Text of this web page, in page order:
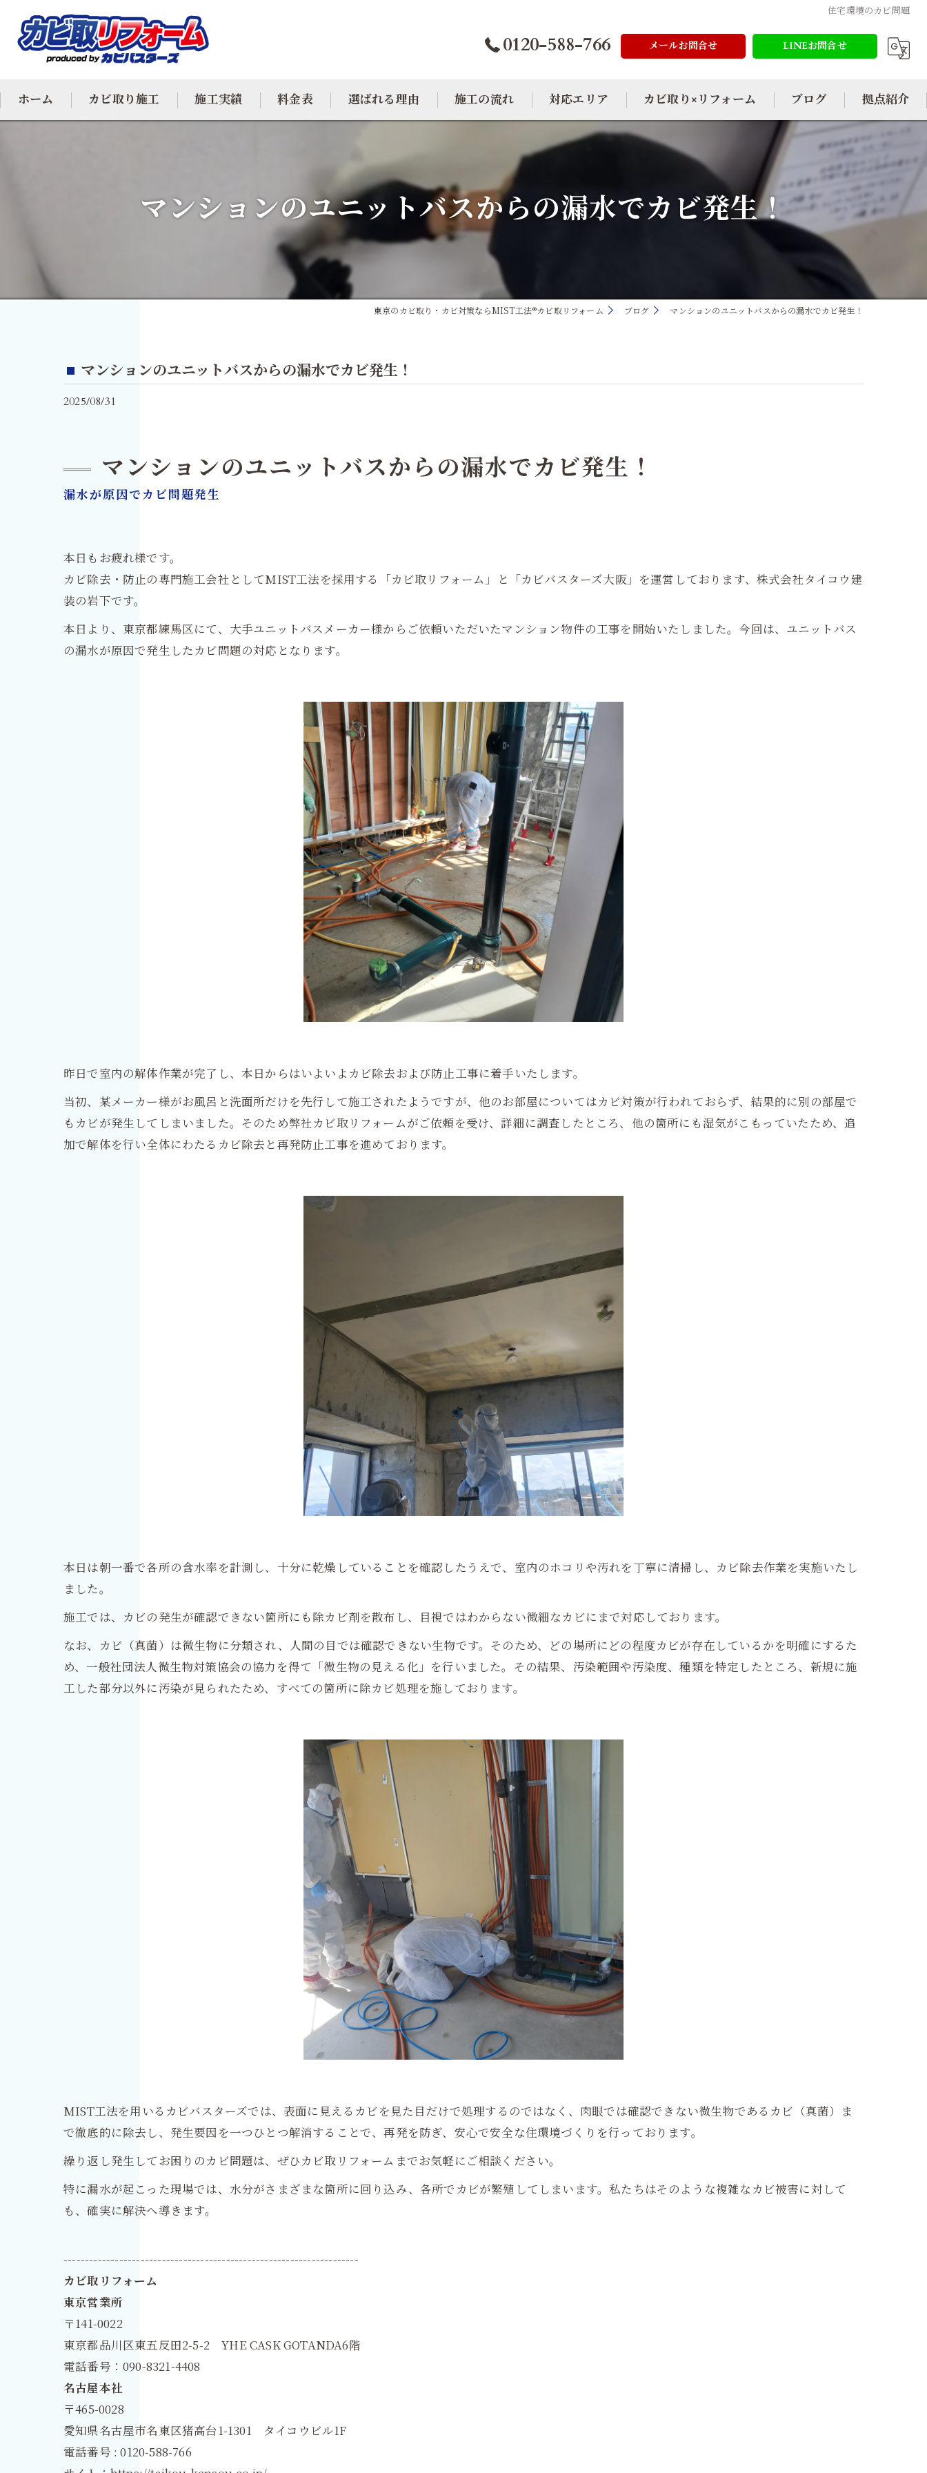
住宅環境のカビ問題
0120-588-766 メールお問合せ LINEお問合せ
ホーム カビ取り施工 施工実績 料金表 選ばれる理由 施工の流れ 対応エリア
大阪のカビ取り
東京のカビ取り
カビ取り×リフォーム ブログ 拠点紹介
マンションのユニットバスからの漏水でカビ発生！
東京のカビ取り・カビ対策ならMIST工法®カビ取リフォーム ブログ マンションのユニットバスからの漏水でカビ発生！
マンションのユニットバスからの漏水でカビ発生！
2025/08/31
マンションのユニットバスからの漏水でカビ発生！
漏水が原因でカビ問題発生
本日もお疲れ様です。
カビ除去・防止の専門施工会社としてMIST工法を採用する「カビ取リフォーム」と「カビバスターズ大阪」を運営しております、株式会社タイコウ建
装の岩下です。
本日より、東京都練馬区にて、大手ユニットバスメーカー様からご依頼いただいたマンション物件の工事を開始いたしました。今回は、ユニットバス
の漏水が原因で発生したカビ問題の対応となります。
昨日で室内の解体作業が完了し、本日からはいよいよカビ除去および防止工事に着手いたします。
当初、某メーカー様がお風呂と洗面所だけを先行して施工されたようですが、他のお部屋についてはカビ対策が行われておらず、結果的に別の部屋で
もカビが発生してしまいました。そのため弊社カビ取リフォームがご依頼を受け、詳細に調査したところ、他の箇所にも湿気がこもっていたため、追
加で解体を行い全体にわたるカビ除去と再発防止工事を進めております。
本日は朝一番で各所の含水率を計測し、十分に乾燥していることを確認したうえで、室内のホコリや汚れを丁寧に清掃し、カビ除去作業を実施いたし
ました。
施工では、カビの発生が確認できない箇所にも除カビ剤を散布し、目視ではわからない微細なカビにまで対応しております。
なお、カビ（真菌）は微生物に分類され、人間の目では確認できない生物です。そのため、どの場所にどの程度カビが存在しているかを明確にするた
め、一般社団法人微生物対策協会の協力を得て「微生物の見える化」を行いました。その結果、汚染範囲や汚染度、種類を特定したところ、新規に施
工した部分以外に汚染が見られたため、すべての箇所に除カビ処理を施しております。
MIST工法を用いるカビバスターズでは、表面に見えるカビを見た目だけで処理するのではなく、肉眼では確認できない微生物であるカビ（真菌）ま
で徹底的に除去し、発生要因を一つひとつ解消することで、再発を防ぎ、安心で安全な住環境づくりを行っております。
繰り返し発生してお困りのカビ問題は、ぜひカビ取リフォームまでお気軽にご相談ください。
特に漏水が起こった現場では、水分がさまざまな箇所に回り込み、各所でカビが繁殖してしまいます。私たちはそのような複雑なカビ被害に対して
も、確実に解決へ導きます。
---------------------------------------------------------------------
カビ取リフォーム
東京営業所
〒141-0022
東京都品川区東五反田2-5-2 YHE CASK GOTANDA6階
電話番号：090-8321-4408
名古屋本社
〒465-0028
愛知県名古屋市名東区猪高台1-1301 タイコウビル1F
電話番号 : 0120-588-766